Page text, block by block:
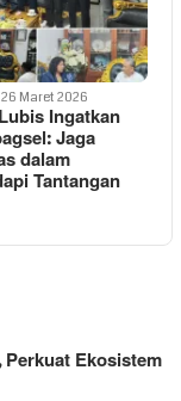
26 Maret 2026
Ingatkan
Jaga
dalam
Tantangan
Ekosistem